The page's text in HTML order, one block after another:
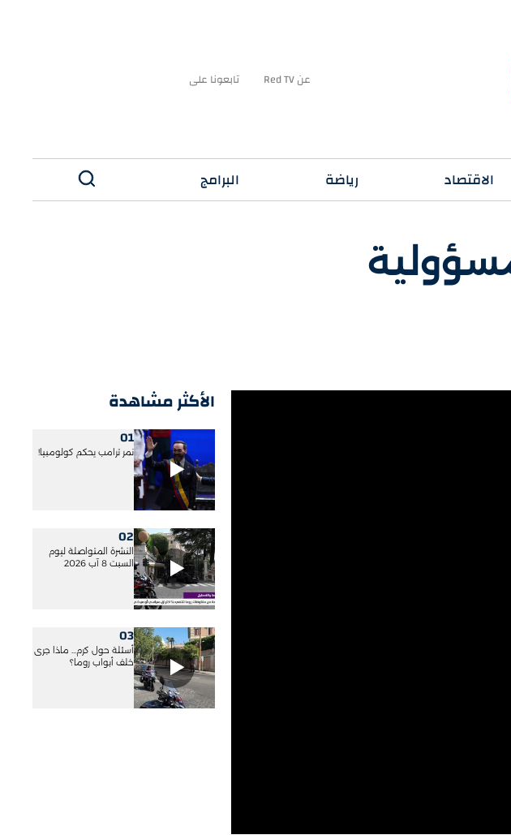
عن Red TV تابعونا على
الاقتصاد رياضة البرامج
الأكثر مشاهدة
01
نمر ترامب يحكم كولومبيا!
02
النشرة المتواصلة ليوم
السبت 8 آب 2026
03
أسئلة حول كرم... ماذا جرى
خلف أبواب روما؟